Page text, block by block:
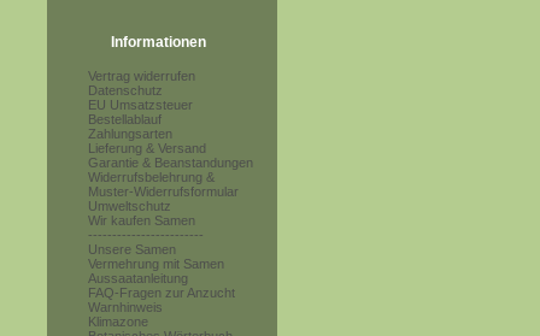
Informationen
Vertrag widerrufen
Datenschutz
EU Umsatzsteuer
Bestellablauf
Zahlungsarten
Lieferung & Versand
Garantie & Beanstandungen
Widerrufsbelehrung &
Muster-Widerrufsformular
Umweltschutz
Wir kaufen Samen
------------------------
Unsere Samen
Vermehrung mit Samen
Aussaatanleitung
FAQ-Fragen zur Anzucht
Warnhinweis
Klimazone